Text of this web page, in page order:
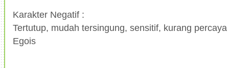
Karakter Negatif :
Tertutup, mudah tersingung, sensitif, kurang
Egois